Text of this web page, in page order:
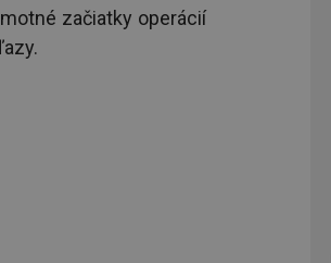
začiatky operácií